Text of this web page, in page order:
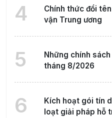
4
Chính thức đổi
vận Trung ương
5
Những chính
tháng 8/2026
6
Kích hoạt gói tín
loạt giải pháp hỗ